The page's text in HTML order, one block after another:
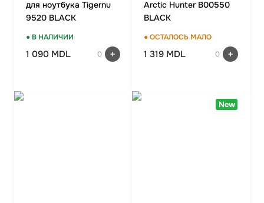
для ноутбука Tigernu
9520 BLACK
● В НАЛИЧИИ
1 090 MDL 0
Arctic Hunter B00550
BLACK
● ОСТАЛОСЬ МАЛО
1 319 MDL 0
New